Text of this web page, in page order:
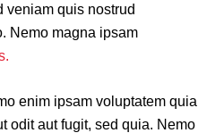
veniam quis nostrud
Nemo magna ipsam
enim ipsam voluptatem quia
odit aut fugit, sed quia. Nemo